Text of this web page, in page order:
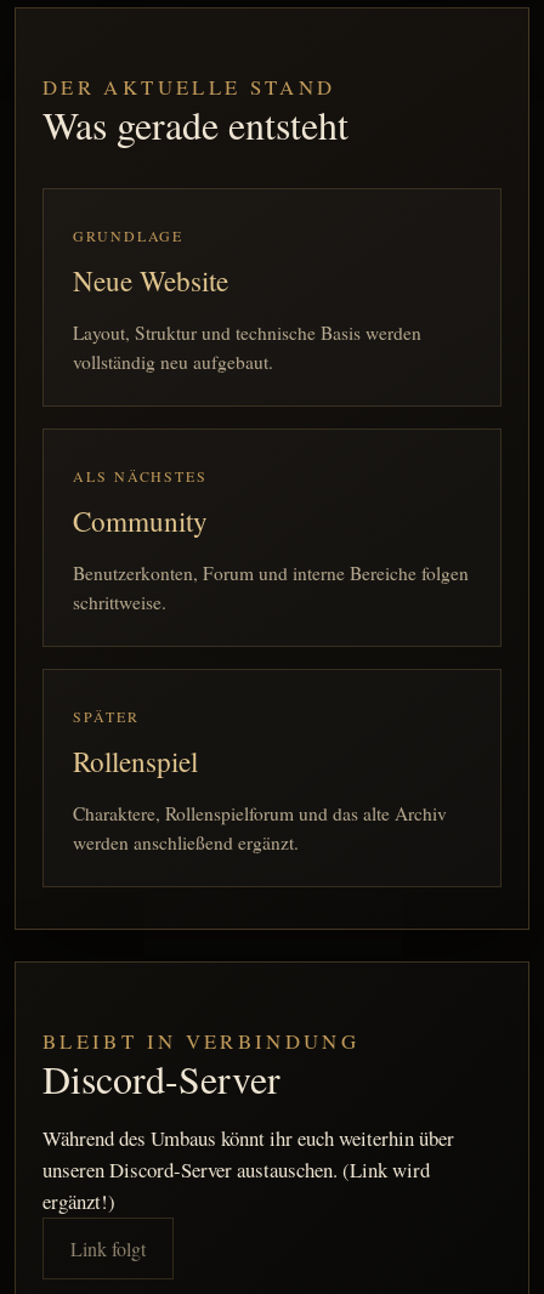
DER AKTUELLE STAND
Was gerade entsteht
GRUNDLAGE
Neue Website
Layout, Struktur und technische Basis werden
vollständig neu aufgebaut.
ALS NÄCHSTES
Community
Benutzerkonten, Forum und interne Bereiche folgen
schrittweise.
SPÄTER
Rollenspiel
Charaktere, Rollenspielforum und das alte Archiv
werden anschließend ergänzt.
BLEIBT IN VERBINDUNG
Discord-Server
Während des Umbaus könnt ihr euch weiterhin über
unseren Discord-Server austauschen. (Link wird
ergänzt!)
Link folgt